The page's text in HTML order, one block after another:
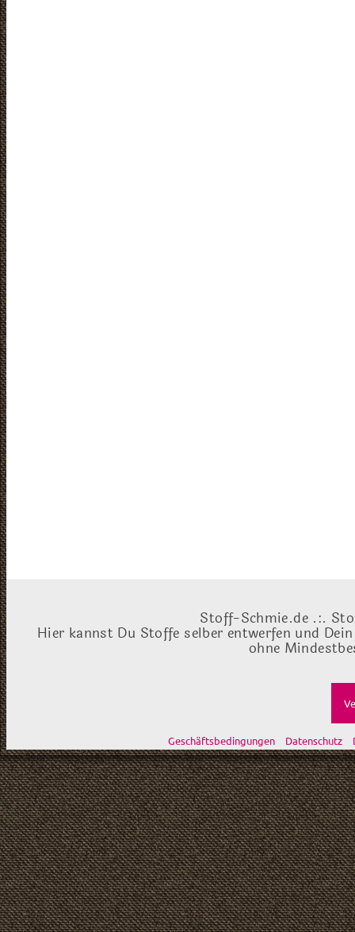
Stoff-Schmie.de .:.
Hier kannst Du Stoffe selber entwerfen und
ohne
Geschäftsbedingungen Datenschutz